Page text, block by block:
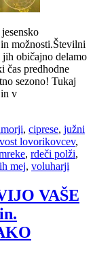
možnosti.Številni
jih običajno delamo
čas predhodne
sezono! Tukaj
v
, ciprese, južni
lovorikovcev,
, rdeči polži,
mej, voluharji
VAŠE